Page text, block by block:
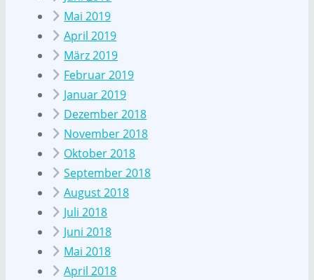
Mai 2019
April 2019
März 2019
Februar 2019
Januar 2019
Dezember 2018
November 2018
Oktober 2018
September 2018
August 2018
Juli 2018
Juni 2018
Mai 2018
April 2018